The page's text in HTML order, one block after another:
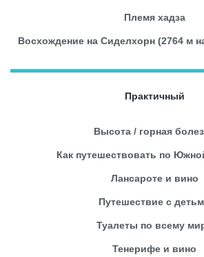
Племя хадза
Восхождение на Сиделхорн (2764 м
Практичный
Высота / горная
Как путешествовать по
Лансароте и вино
Путешествие с
Туалеты по всему
Тенерифе и вино